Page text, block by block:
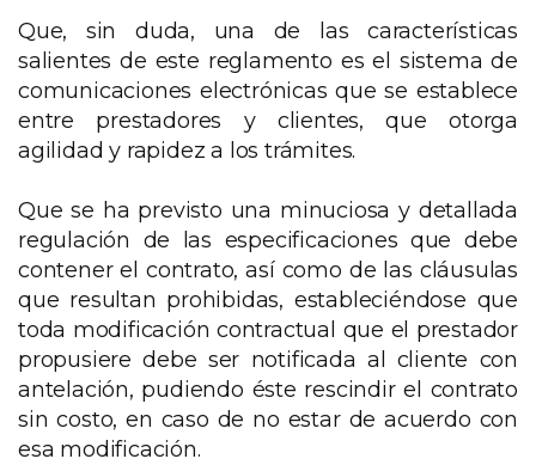
Que, sin duda, una de las características
salientes de este reglamento es el sistema de
comunicaciones electrónicas que se establece
entre prestadores y clientes, que otorga
agilidad y rapidez a los trámites.
Que se ha previsto una minuciosa y detallada
regulación de las especificaciones que debe
contener el contrato, así como de las cláusulas
que resultan prohibidas, estableciéndose que
toda modificación contractual que el prestador
propusiere debe ser notificada al cliente con
antelación, pudiendo éste rescindir el contrato
sin costo, en caso de no estar de acuerdo con
esa modificación.